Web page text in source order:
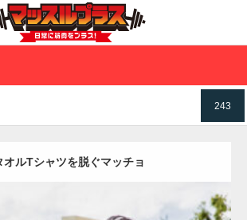
243
オルTシャツを脱ぐマッチョ